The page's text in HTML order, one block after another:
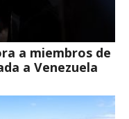
a miembros de
a Venezuela